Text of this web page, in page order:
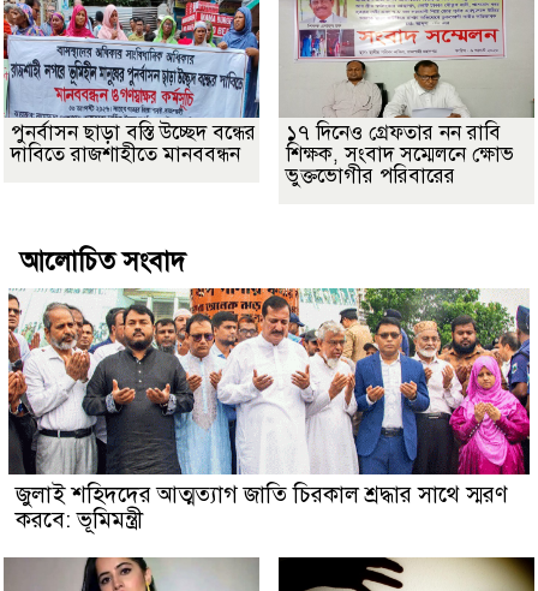
পুনর্বাসন ছাড়া বস্তি উচ্ছেদ বন্ধের
দাবিতে রাজশাহীতে মানববন্ধন
১৭ দিনেও গ্রেফতার নন রাবি
শিক্ষক, সংবাদ সম্মেলনে ক্ষোভ
ভুক্তভোগীর পরিবারের
আলোচিত সংবাদ
জুলাই শহিদদের আত্মত্যাগ জাতি চিরকাল শ্রদ্ধার সাথে স্মরণ
করবে: ভূমিমন্ত্রী